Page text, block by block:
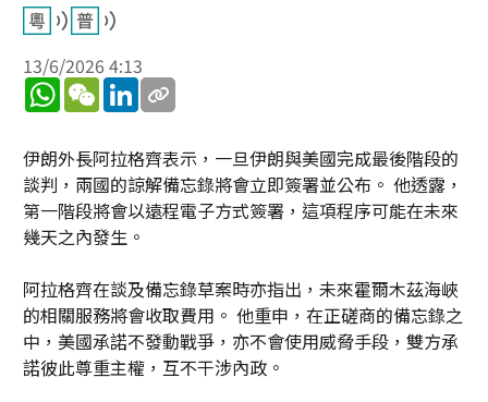
13/6/2026 4:13
WhatsApp
WeChatLinkedIn
伊朗外長阿拉格齊表示，一旦伊朗與美國完成最後階段的
談判，兩國的諒解備忘錄將會立即簽署並公布。 他透露，
第一階段將會以遠程電子方式簽署，這項程序可能在未來
幾天之內發生。
阿拉格齊在談及備忘錄草案時亦指出，未來霍爾木茲海峽
的相關服務將會收取費用。 他重申，在正磋商的備忘錄之
中，美國承諾不發動戰爭，亦不會使用威脅手段，雙方承
諾彼此尊重主權，互不干涉內政。